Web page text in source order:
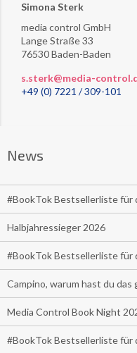
Simona Sterk
media control GmbH
Lange Straße 33
76530 Baden-Baden
s.sterk@media-
+49 (0) 7221 / 309-101
News
#BookTok Bestsellerliste für
Halbjahressieger 2026
#BookTok Bestsellerliste für
Campino, warum hast du das
Media Control Book Night
#BookTok Bestsellerliste für